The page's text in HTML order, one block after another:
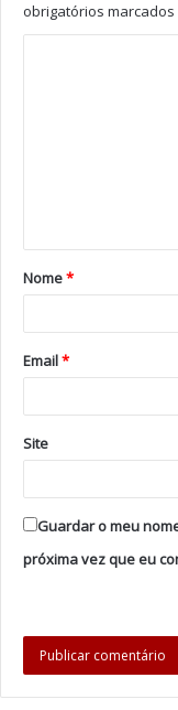
obrigatórios marcados
Nome*
Email*
Site
Guardar o meu
próxima vez que eu